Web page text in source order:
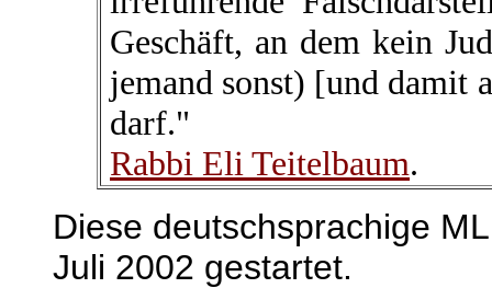
Geschäft, an dem kein
jemand sonst) [und damit
darf."
Rabbi Eli Teitelbaum.
Diese deutschsprachige
Juli 2002 gestartet.